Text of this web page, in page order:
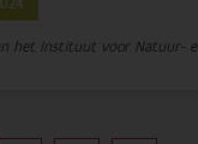
het Instituut voor Natuur-